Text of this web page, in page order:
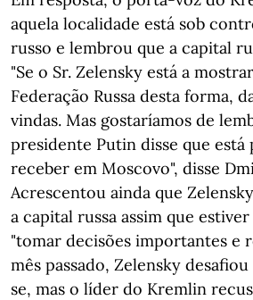
aquela localidade está sob
russo e lembrou que a capital
"Se o Sr. Zelensky está a
Federação Russa desta forma,
vindas. Mas gostaríamos de
presidente Putin disse que
receber em Moscovo", disse
Acrescentou ainda que
a capital russa assim que
"tomar decisões importantes e
mês passado, Zelensky
se, mas o líder do Kremlin